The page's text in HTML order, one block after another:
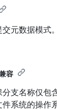
元数据模式
容
支名称仅包
系统的操作